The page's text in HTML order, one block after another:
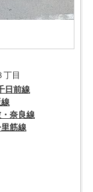
丁目
日前線
奈良線
筋線